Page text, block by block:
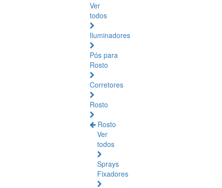
Ver
todos
Iluminadores
Pós para
Rosto
Corretores
Rosto
Rosto
Ver
todos
Sprays
Fixadores